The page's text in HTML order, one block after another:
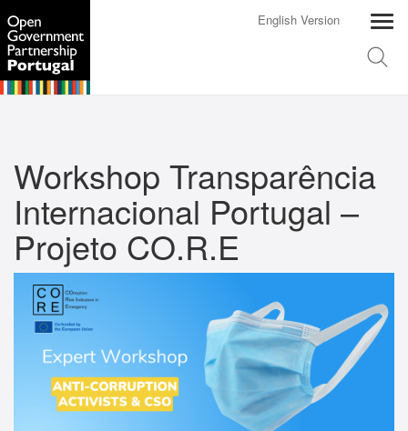
English Version
Workshop Transparência
Internacional Portugal –
Projeto CO.R.E